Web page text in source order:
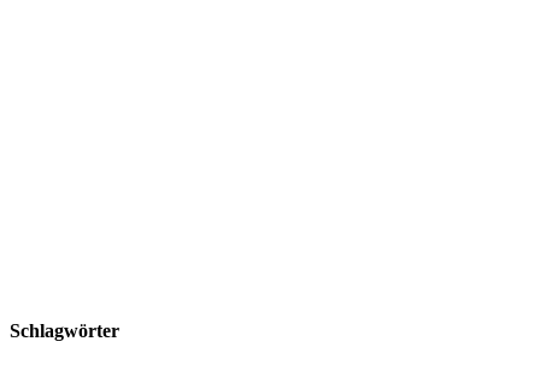
Schlagwörter